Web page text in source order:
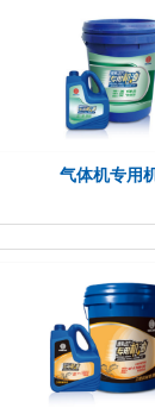
气体机专用